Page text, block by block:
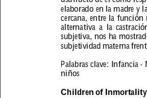
elaborado en la madre y
cercana, entre la función
alternativa a la
subjetiva, nos ha
subjetividad materna fr
Palabras clave: Infancia -
niños
Children of